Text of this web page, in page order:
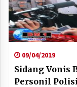
09/04/2019
Sidang Vonis
Personil Polisi